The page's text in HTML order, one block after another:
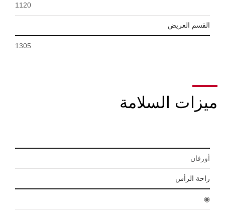
1120
القسم العريض
1305
ميزات السلامة
أورفان
راحة الرأس
◉